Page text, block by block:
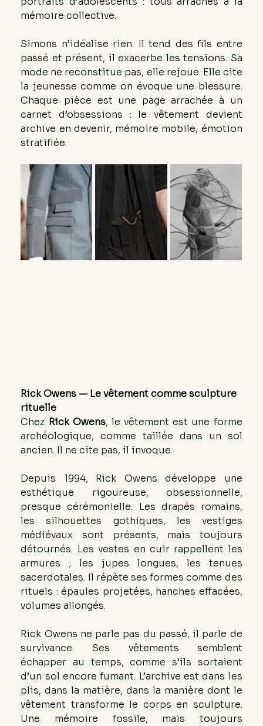
mémoire collective.
Simons n’idéalise rien. Il tend des fils entre
passé et présent, il exacerbe les tensions. Sa
mode ne reconstitue pas, elle rejoue. Elle cite
la jeunesse comme on évoque une blessure.
Chaque pièce est une page arrachée à un
carnet d’obsessions : le vêtement devient
archive en devenir, mémoire mobile, émotion
stratifiée.
Rick Owens — Le vêtement comme sculpture
rituelle
Chez Rick Owens, le vêtement est une forme
archéologique, comme taillée dans un sol
ancien. Il ne cite pas, il invoque.
Depuis 1994, Rick Owens développe une
esthétique rigoureuse, obsessionnelle,
presque cérémonielle. Les drapés romains,
les silhouettes gothiques, les vestiges
médiévaux sont présents, mais toujours
détournés. Les vestes en cuir rappellent les
armures ; les jupes longues, les tenues
sacerdotales. Il répète ses formes comme des
rituels : épaules projetées, hanches effacées,
volumes allongés.
Rick Owens ne parle pas du passé, il parle de
survivance. Ses vêtements semblent
échapper au temps, comme s’ils sortaient
d’un sol encore fumant. L’archive est dans les
plis, dans la matière, dans la manière dont le
vêtement transforme le corps en sculpture.
Une mémoire fossile, mais toujours